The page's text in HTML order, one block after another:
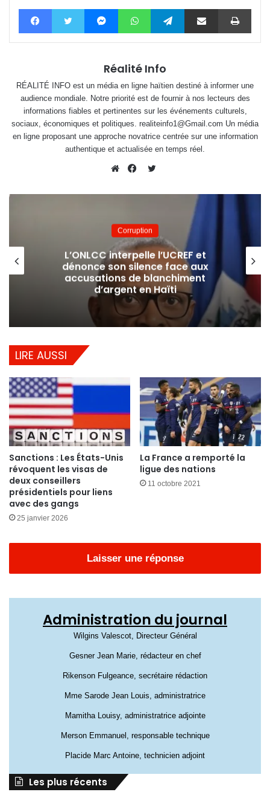
FacebookTwitter MessengerWhatsAppTelegram Partager par email
Réalité Info
RÉALITÉ INFO est un média en ligne haïtien destiné à informer une
audience mondiale. Notre priorité est de fournir à nos lecteurs des
informations fiables et pertinentes sur les événements culturels,
sociaux, économiques et politiques. realiteinfo1@Gmail.com Un média
en ligne proposant une approche novatrice centrée sur une information
authentique et actualisée en temps réel.
Corruption
L’ONLCC interpelle l’UCREF et
dénonce son silence face aux
accusations de blanchiment
d’argent en Haïti
LIRE AUSSI
Sanctions : Les États-Unis
révoquent les visas de
deux conseillers
présidentiels pour liens
avec des gangs
25 janvier 2026
La France a remporté la
ligue des nations
11 octobre 2021
Laisser une réponse
Administration du journal
Wilgins Valescot, Directeur Général
Gesner Jean Marie, rédacteur en chef
Rikenson Fulgeance, secrétaire rédaction
Mme Sarode Jean Louis, administratrice
Mamitha Louisy, administratrice adjointe
Merson Emmanuel, responsable technique
Placide Marc Antoine, technicien adjoint
Les plus récents